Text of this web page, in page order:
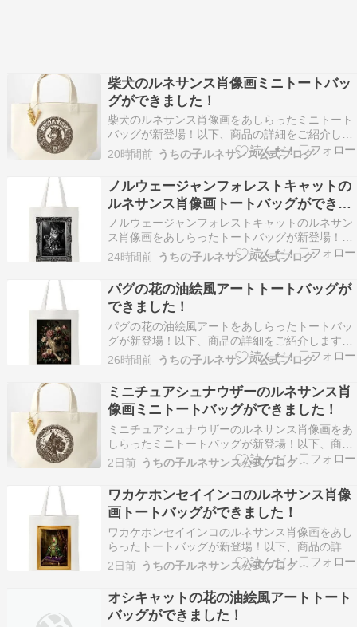
柴犬のルネサンス肖像画ミニトートバッ
グができました！
柴犬のルネサンス肖像画をあしらったミニトート
バッグが新登場！以下、商品の詳細をご紹介しま
す。 犬（柴犬）の紋章 ミニトートバッグ（アル
ファベットチャーム付き） 犬（柴犬）の紋章を、
ミニトートバッグの正面にあしらいました。ヴィ
ンテージ風のデザインが、普段使いにアクセント
を添えます。…
20時間前 うちの子ルネサンス公式ブログ
ノルウェージャンフォレストキャットの
ルネサンス肖像画トートバッグができま
した！
ノルウェージャンフォレストキャットのルネサン
ス肖像画をあしらったトートバッグが新登場！以
下、商品の詳細をご紹介します。 猫（ノルウェー
ジャンフォレストキャット）のルネサンス風モノ
クロトートバッグ ― 額縁デザイン 猫（ノルウェ
ージャンフォレストキャット）のルネサンス風肖
像画が、モ…
24時間前 うちの子ルネサンス公式ブログ
パグの花の油絵風アートトートバッグが
できました！
パグの花の油絵風アートをあしらったトートバッ
グが新登場！以下、商品の詳細をご紹介します。
犬（パグ）の花の油絵風カラートートバッグ 色と
りどりの花々に囲まれた犬（パグ）を、シックな
油絵タッチで描いたフルカラーアートトートバッ
グです。アンティークの名画のような深みのある
色調が、持つ…
26時間前 うちの子ルネサンス公式ブログ
ミニチュアシュナウザーのルネサンス肖
像画ミニトートバッグができました！
ミニチュアシュナウザーのルネサンス肖像画をあ
しらったミニトートバッグが新登場！以下、商品
の詳細をご紹介します。 犬（ミニチュアシュナウ
ザー）の紋章 ミニトートバッグ（アルファベット
チャーム付き） 犬（ミニチュアシュナウザー）の
紋章を、ミニトートバッグの正面にあしらいまし
た。ヴィン…
2日前 うちの子ルネサンス公式ブログ
ワカケホンセイインコのルネサンス肖像
画トートバッグができました！
ワカケホンセイインコのルネサンス肖像画をあし
らったトートバッグが新登場！以下、商品の詳細
をご紹介します。 インコ（ワカケホンセイイン
コ）のルネサンス風カラートートバッグ ― 金縁
フレームデザイン インコ（ワカケホンセイイン
コ）のルネサンス風肖像画が、鮮やかなカラーア
ートとしてトー…
2日前 うちの子ルネサンス公式ブログ
オシキャットの花の油絵風アートトート
バッグができました！